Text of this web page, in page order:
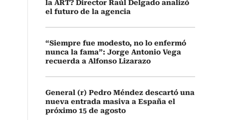
la ART? Director Raúl Delgado analizó
el futuro de la agencia
“Siempre fue modesto, no lo enfermó
nunca la fama”: Jorge Antonio Vega
recuerda a Alfonso Lizarazo
General (r) Pedro Méndez descartó una
nueva entrada masiva a España el
próximo 15 de agosto